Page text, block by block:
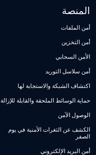
المنصة
أمن الملفات
أمن التخزين
الأمن السحابي
أمن سلاسل التوريد
اكتشاف الشبكة والاستجابة لها
حماية الوسائط الملحقة والقابلة للإزالة
الوصول الآمن
الكشف عن الثغرات الأمنية في يوم
الصفر
أمن البريد الإلكتروني